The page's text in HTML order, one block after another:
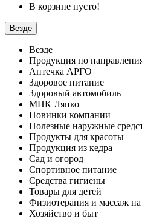
В корзине пусто!
Везде
Везде
Продукция по
Аптечка АРГО
Здоровое питание
Здоровый автомобиль
МПК Ляпко
Новинки компании
Полезные наружные
Продукты для красоты
Продукция из кедра
Сад и огород
Спортивное питание
Средства гигиены
Товары для детей
Физиотерапия и массаж
Хозяйство и быт